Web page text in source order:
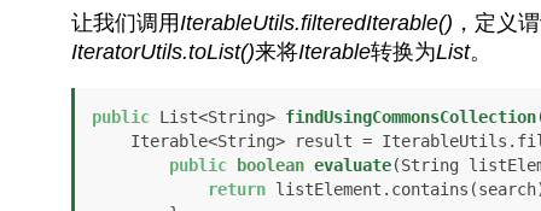
让我们调用 IterableUtils.filteredIterable() ，定义
IteratorUtils.toList()来将Iterable转换为List。
public List<String> findUsingCommonsCollection
Iterable<String> result =
public
boolean evaluate(String
return